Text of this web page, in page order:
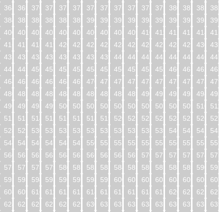
368
369 370 371 372 373 374 375 376 377 378 379 380 381 382
384
385 386 387 388 389 390 391 392 393 394 395 396 397 398
400
401 402 403 404 405 406 407 408 409 410 411 412 413 414
416
417 418 419 420 421 422 423 424 425 426 427 428 429 430
432
433 434 435 436 437 438 439 440 441 442 443 444 445 446
448
449 450 451 452 453 454 455 456 457 458 459 460 461 462
464
465 466 467 468 469 470 471 472 473 474 475 476 477 478
480
481 482 483 484 485 486 487 488 489 490 491 492 493 494
496
497 498 499 500 501 502 503 504 505 506 507 508 509 510
512
513 514 515 516 517 518 519 520 521 522 523 524 525 526
528
529 530 531 532 533 534 535 536 537 538 539 540 541 542
544
545 546 547 548 549 550 551 552 553 554 555 556 557 558
560
561 562 563 564 565 566 567 568 569 570 571 572 573 574
576
577 578 579 580 581 582 583 584 585 586 587 588 589 590
592
593 594 595 596 597 598 599 600 601 602 603 604 605 606
608
609 610 611 612 613 614 615 616 617 618 619 620 621 622
624
625 626 627 628 629 630 631 632 633 634 635 636 637 638